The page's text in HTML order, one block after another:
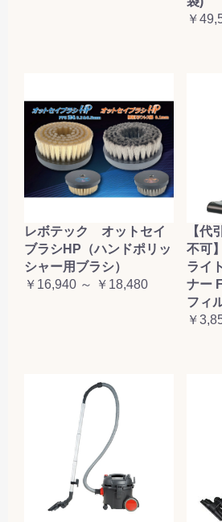
￥
レボテック オットセイ
ブラシHP（ハンドポリッ
シャー用ブラシ）
￥16,940 ～ ￥18,480
【代
不可
ライ
ナー
フィ
￥